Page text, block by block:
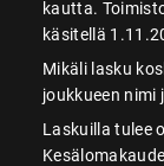
kautta.
käsitellä
Mikäli lasku
joukkueen nimi
Laskuilla tulee